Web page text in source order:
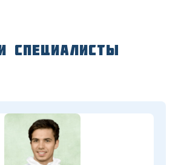
специалисты